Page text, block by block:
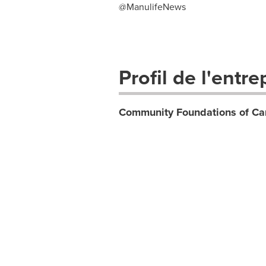
@ManulifeNews
Profil de
Community Foundations of